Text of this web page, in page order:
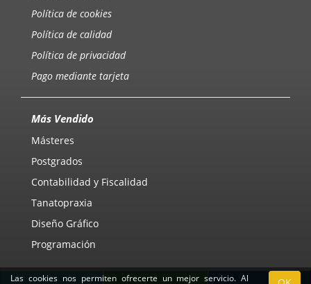
Política de cookies
Política de calidad
Política de privacidad
Pago mediante tarjeta
Más Vendido
Másteres
Postgrados
Contabilidad y Fiscalidad
Tanatopraxia
Diseño Gráfico
Programación
Las cookies nos permiten ofrecerte un mejor servicio. Al